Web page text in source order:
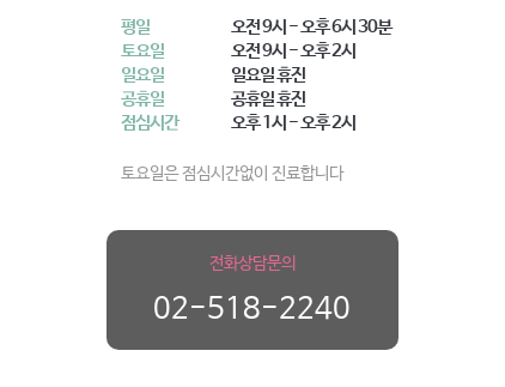
평일
오전 9시 - 오후 6시 30분
토요일
오전 9시 - 오후 2시
일요일
일요일 휴진
공휴일
공휴일 휴진
점심시간
오후 1시 - 오후 2시
토요일은 점심시간없이 진료합니다
전화상담문의
02-518-2240